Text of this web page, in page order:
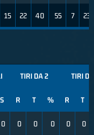
15 22 40 55 7 23
TIRI DA 2 TIRI
S R T % R T
0 0 0 0 0 0